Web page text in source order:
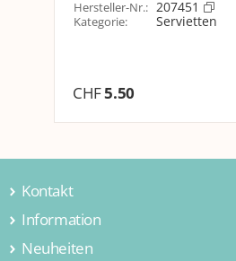
Eukalyptus
Eigenschaften
Anzahl Lagen
Hersteller-Nr.: 207451
Kategorie: Servietten
CHF5.50
Kontakt
Jamei AG
Hintermättlistrasse 3
Information
Über uns
Neuheiten